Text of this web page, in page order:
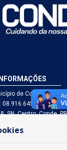
INFORMAÇÕES
de Conde - PB
08.916.645/0001-80
SN, Centro, Conde,
a sexta, das 8h às